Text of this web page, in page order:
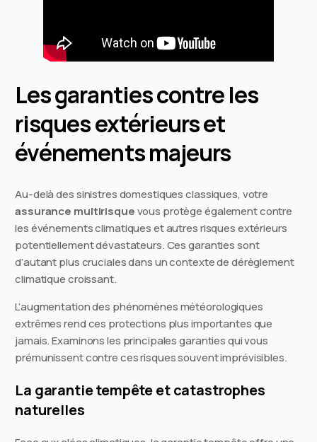
Les garanties contre les
risques extérieurs et
événements majeurs
Au-delà des sinistres domestiques classiques, votre
assurance multirisquevous protège également contre
les événements climatiques et autres risques extérieurs
potentiellement dévastateurs. Ces garanties sont
d’autant plus cruciales dans un contexte de dérèglement
climatique croissant.
L’augmentation des phénomènes météorologiques
extrêmes rend ces protections plus importantes que
jamais. Examinons les principales garanties qui vous
prémunissent contre ces risques souvent imprévisibles.
La garantie tempête et catastrophes
naturelles